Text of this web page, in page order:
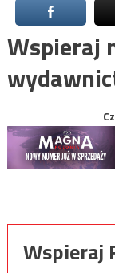
Wspieraj
Wspieraj